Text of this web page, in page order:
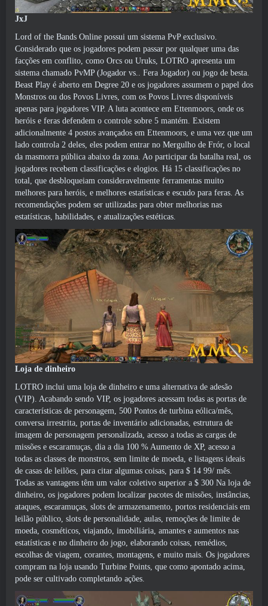
JxJ
Lord of the Bands Online possui um sistema PvP exclusivo.
Considerado que os jogadores podem passar por qualquer uma das
facções em conflito, como Orcs ou Uruks, LOTRO apresenta um
sistema chamado PvMP (Jogador vs.. Fera Jogador) ou jogo de besta.
Beast Play é aberto em Degree 20 e os jogadores assumem o papel dos
Monstros ou dos Povos Livres, com os Povos Livres disponíveis
apenas para jogadores VIP. A luta acontece em Ettenmoors, onde os
heróis e feras defendem o controle sobre 5 mantém. Existem
adicionalmente 4 postos avançados em Ettenmoors, e uma vez que um
lado controla 2 deles, eles podem entrar no Mergulho de Frór, o local
da masmorra pública abaixo da zona. Ao participar da batalha real, os
jogadores recebem classificações e elogios. Há 15 classificações no
total, que desbloqueiam consideravelmente ferramentas muito
melhores para heróis, e melhores estatísticas e escudo para feras. As
recomendações podem ser utilizadas para obter melhorias nas
estatísticas, habilidades, e atualizações estéticas.
Loja de dinheiro
LOTRO inclui uma loja de dinheiro e uma alternativa de adesão
(VIP). Acabando sendo VIP, os jogadores acessam todas as portas de
características de personagem, 500 Pontos de turbina eólica/mês,
conversa irrestrita, portas de inventário adicionadas, estrutura de
imagem de personagem personalizada, acesso a todas as cargas de
missões e escaramuças, dia a dia 100 % Aumento de XP, acesso a
todas as classes de monstros, sem limite de moeda, e listagens ideais
de casas de leilões, para citar algumas coisas, para $ 14 99/ mês.
Todas as vantagens têm um valor coletivo superior a $ 300 Na loja de
dinheiro, os jogadores podem localizar pacotes de missões, instâncias,
ataques, escaramuças, slots de armazenamento, portos residenciais em
leilão público, slots de personalidade, aulas, remoções de limite de
moeda, cosméticos, viajando, imobiliária, amantes e aumentos nas
estatísticas e no dinheiro do jogo, elaborando coisas, remédios,
escolhas de viagem, corantes, montagens, e muito mais. Os jogadores
compram na loja usando Turbine Points, que como apontado acima,
pode ser cultivado completando ações.